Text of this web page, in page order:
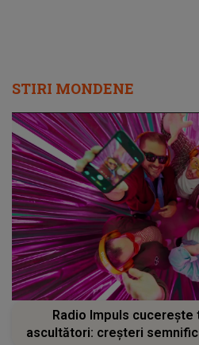
STIRI MONDENE
Radio Impuls cucerește
ascultători: creșteri